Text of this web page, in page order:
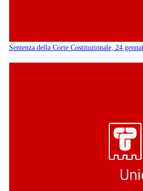
Sentenza della Corte Costituzionale, 24